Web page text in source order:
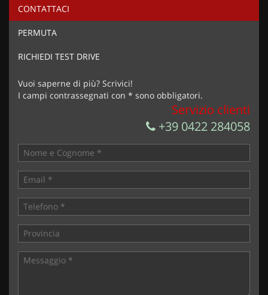
CONTATTACI
PERMUTA
RICHIEDI TEST DRIVE
Vuoi saperne di più? Scrivici!
I campi contrassegnati con * sono obbligatori.
Servizio clienti
+39 0422 284058